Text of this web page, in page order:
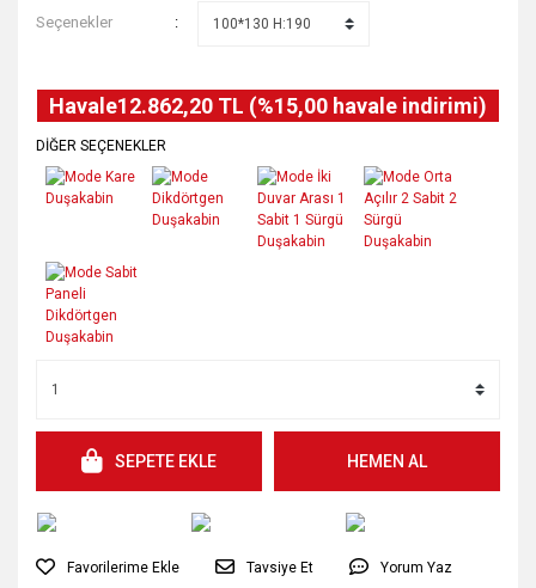
Seçenekler
Havale12.862,20 TL (%15,00 havale indirimi)
DİĞER SEÇENEKLER
SEPETE EKLE HEMEN AL
Tavsiye Et Yorum Yaz